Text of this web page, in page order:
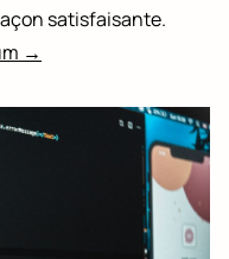
satisfaisante.
→